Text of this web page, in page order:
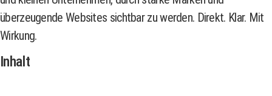
überzeugende Websites sichtbar zu werden. Direkt. Klar. Mit
Wirkung.
Inhalt